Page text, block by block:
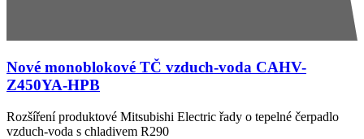
Nové monoblokové TČ vzduch-voda CAHV-
Z450YA-HPB
Rozšíření produktové Mitsubishi Electric řady o tepelné čerpadlo
vzduch-voda s chladivem R290